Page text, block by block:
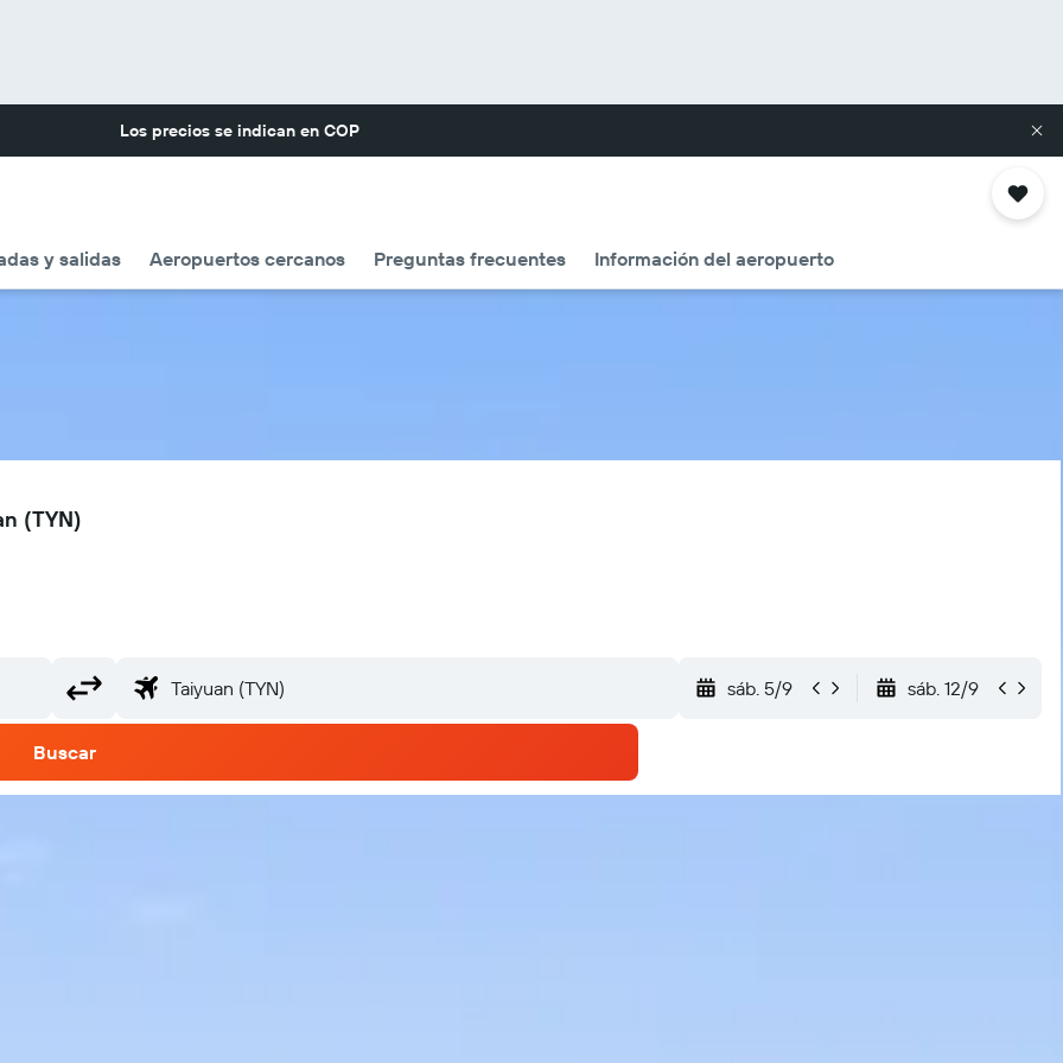
Los precios se indican en COP
y salidas Aeropuertos cercanos Preguntas frecuentes Información del aeropuerto
(TYN)
sáb. 5/9 sáb. 12/9
Buscar